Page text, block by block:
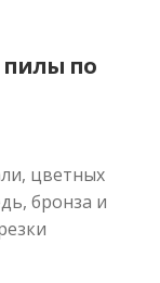
пилы по
цветных
бронза и